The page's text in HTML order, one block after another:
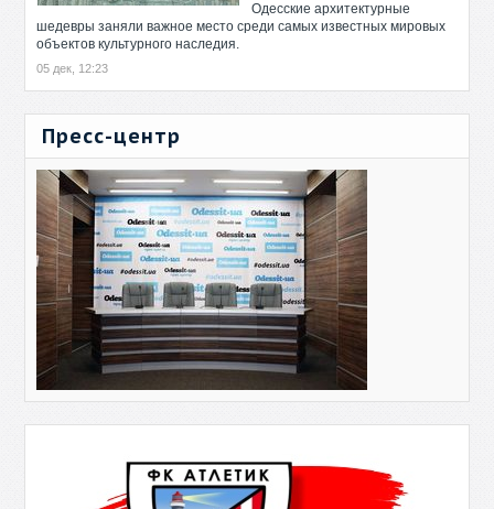
Одесские архитектурные
шедевры заняли важное место среди самых известных мировых
объектов культурного наследия.
05 дек, 12:23
Пресс-центр